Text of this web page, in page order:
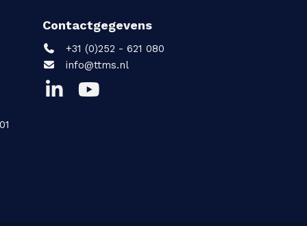
Contactgegevens
+31 (0)252 - 621 080
info@ttms.nl